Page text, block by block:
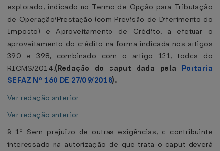
explorado, indicado no Termo de Opção para Tributação
de Operação/Prestação (com Previsão de Diferimento do
Imposto) e Aproveitamento de Crédito, a efetuar o
aproveitamento do crédito na forma indicada nos artigos
390 e 398, combinado com o artigo 131, todos do
RICMS/2014.(Redação do caput dada pela Portaria
SEFAZ Nº 160 DE 27/09/2018).
Ver redação anterior
Ver redação anterior
§ 1º Sem prejuízo de outras exigências, o contribuinte
interessado na autorização de que trata o caput deverá